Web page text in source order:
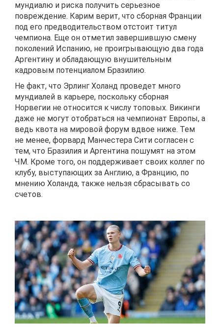
мундиалю и риска получить серьезное
повреждение. Карим верит, что сборная Франции
под его предводительством отстоит титул
чемпиона. Еще он отметил завершившую смену
поколений Испанию, не проигрывающую два года
Аргентину и обладающую внушительным
кадровым потенциалом Бразилию.
Не факт, что Эрлинг Холанд проведет много
мундиалей в карьере, поскольку сборная
Норвегии не относится к числу топовых. Викинги
даже не могут отобраться на чемпионат Европы, а
ведь квота на мировой форум вдвое ниже. Тем
не менее, форвард Манчестера Сити согласен с
тем, что Бразилия и Аргентина пошумят на этом
ЧМ. Кроме того, он поддерживает своих коллег по
клубу, выступающих за Англию, а Францию, по
мнению Холанда, также нельзя сбрасывать со
счетов.